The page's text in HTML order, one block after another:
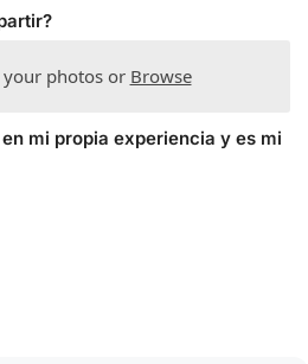
photos or Browse
mi propia experiencia y es mi